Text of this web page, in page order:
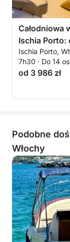
Całodniowa
Ischia Porto:
wyspy
Ischia Porto,
7h30 · Do 14
od 3 986 zł
Podobne
Włochy